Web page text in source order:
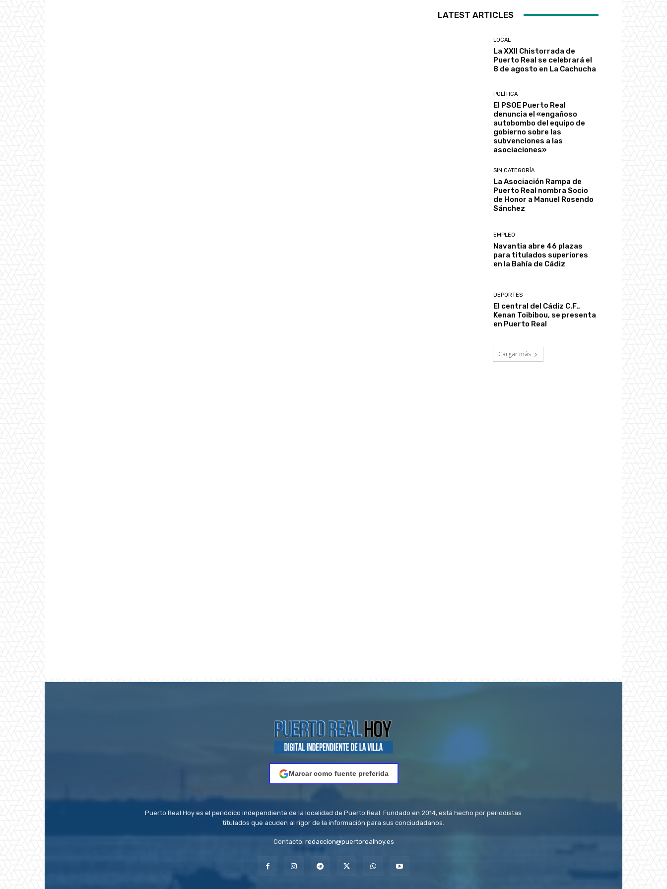
LATEST ARTICLES
LOCAL
La XXII Chistorrada de
Puerto Real se celebrará el
8 de agosto en La Cachucha
POLÍTICA
El PSOE Puerto Real
denuncia el «engañoso
autobombo del equipo de
gobierno sobre las
subvenciones a las
asociaciones»
SIN CATEGORÍA
La Asociación Rampa de
Puerto Real nombra Socio
de Honor a Manuel Rosendo
Sánchez
EMPLEO
Navantia abre 46 plazas
para titulados superiores
en la Bahía de Cádiz
DEPORTES
El central del Cádiz C.F.,
Kenan Toibibou, se presenta
en Puerto Real
Cargar más
Marcar como fuente preferida
Puerto Real Hoy es el periódico independiente de la localidad de Puerto Real. Fundado en 2014, está hecho por periodistas
titulados que acuden al rigor de la información para sus conciudadanos.
Contacto: redaccion@puertorealhoy.es